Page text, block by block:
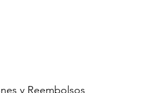
y Reembolsos